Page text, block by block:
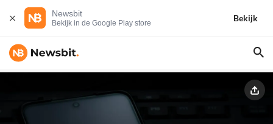
Newsbit
Bekijk in de Google Play store
Bekijk